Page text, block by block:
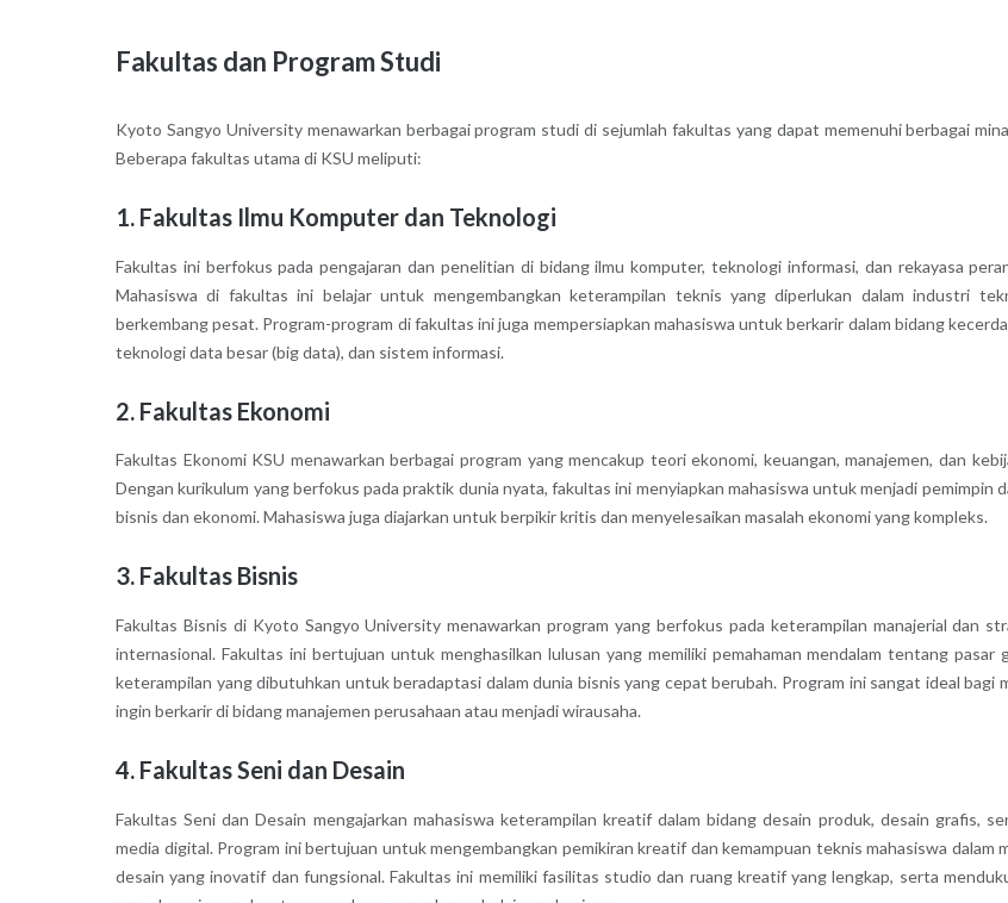
Fakultas dan Program Studi
Kyoto Sangyo University menawarkan berbagai program studi di sejumlah fakultas yang dapat memenuhi berbagai
Beberapa fakultas utama di KSU meliputi:
1. Fakultas Ilmu Komputer dan Teknologi
Fakultas ini berfokus pada pengajaran dan penelitian di bidang ilmu komputer, teknologi informasi, dan rekayasa
Mahasiswa di fakultas ini belajar untuk mengembangkan keterampilan teknis yang diperlukan dalam industri
berkembang pesat. Program-program di fakultas ini juga mempersiapkan mahasiswa untuk berkarir dalam bidang
teknologi data besar (big data), dan sistem informasi.
2. Fakultas Ekonomi
Fakultas Ekonomi KSU menawarkan berbagai program yang mencakup teori ekonomi, keuangan, manajemen, dan
Dengan kurikulum yang berfokus pada praktik dunia nyata, fakultas ini menyiapkan mahasiswa untuk menjadi pemimpin
bisnis dan ekonomi. Mahasiswa juga diajarkan untuk berpikir kritis dan menyelesaikan masalah ekonomi yang kompleks.
3. Fakultas Bisnis
Fakultas Bisnis di Kyoto Sangyo University menawarkan program yang berfokus pada keterampilan manajerial dan
internasional. Fakultas ini bertujuan untuk menghasilkan lulusan yang memiliki pemahaman mendalam tentang pasar
keterampilan yang dibutuhkan untuk beradaptasi dalam dunia bisnis yang cepat berubah. Program ini sangat ideal bagi
ingin berkarir di bidang manajemen perusahaan atau menjadi wirausaha.
4. Fakultas Seni dan Desain
Fakultas Seni dan Desain mengajarkan mahasiswa keterampilan kreatif dalam bidang desain produk, desain grafis,
media digital. Program ini bertujuan untuk mengembangkan pemikiran kreatif dan kemampuan teknis mahasiswa dalam
desain yang inovatif dan fungsional. Fakultas ini memiliki fasilitas studio dan ruang kreatif yang lengkap, serta